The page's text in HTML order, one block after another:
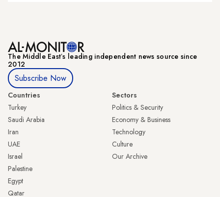
The Middle Eastʼs leading independent news source since
2012
Subscribe Now
Countries
Turkey
Saudi Arabia
Iran
UAE
Israel
Palestine
Egypt
Qatar
Sectors
Politics & Security
Economy & Business
Technology
Culture
Our Archive